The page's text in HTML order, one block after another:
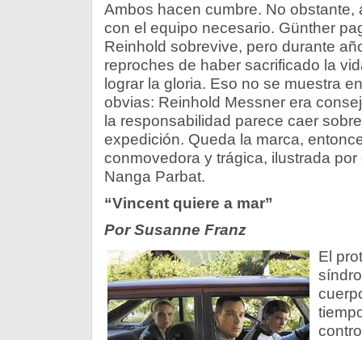
Ambos hacen cumbre. No obstante,
con el equipo necesario. Günther
Reinhold sobrevive, pero durante
reproches de haber sacrificado la
lograr la gloria. Eso no se muestra
obvias: Reinhold Messner era
la responsabilidad parece caer
expedición. Queda la marca,
conmovedora y trágica, ilustrada
Nanga Parbat.
“Vincent quiere a mar”
Por Susanne Franz
El